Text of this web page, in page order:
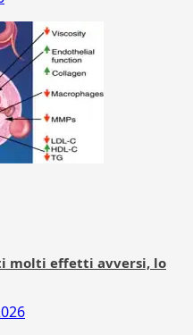
molti effetti avversi, lo